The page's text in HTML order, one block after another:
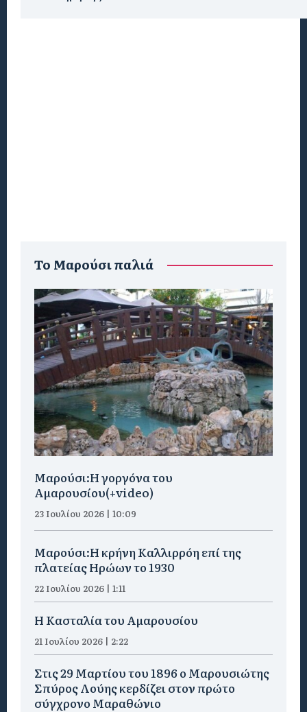
To Μαρούσι παλιά
Μαρούσι:H γοργόνα του
Αμαρουσίου(+video)
23 Ιουλίου 2026 | 10:09
Μαρούσι:Η κρήνη Καλλιρρόη επί της
πλατείας Ηρώων το 1930
22 Ιουλίου 2026 | 1:11
Η Κασταλία του Αμαρουσίου
21 Ιουλίου 2026 | 2:22
Στις 29 Μαρτίου του 1896 ο Μαρουσιώτης
Σπύρος Λούης κερδίζει στον πρώτο
σύγχρονο Μαραθώνιο